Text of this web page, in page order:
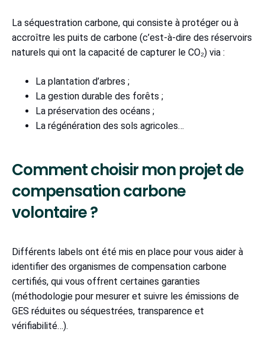
La séquestration carbone, qui consiste à protéger ou à
accroître les puits de carbone (c’est-à-dire des réservoirs
naturels qui ont la capacité de capturer le CO₂) via :
La plantation d’arbres ;
La gestion durable des forêts ;
La préservation des océans ;
La régénération des sols agricoles…
Comment choisir mon projet de
compensation carbone
volontaire ?
Différents labels ont été mis en place pour vous aider à
identifier des organismes de compensation carbone
certifiés, qui vous offrent certaines garanties
(méthodologie pour mesurer et suivre les émissions de
GES réduites ou séquestrées, transparence et
vérifiabilité…).